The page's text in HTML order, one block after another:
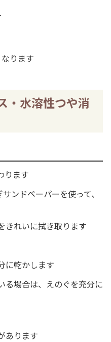
ります
・水溶性つや消
ります
ンドペーパーを使って、
きれいに拭き取ります
に乾かします
る場合は、えのぐを充分に
あります